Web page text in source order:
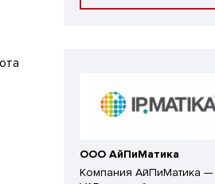
ООО АйПиМатика
Компания АйПиМатика —